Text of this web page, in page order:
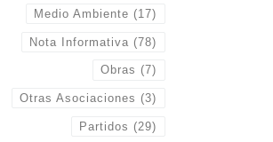
Medio Ambiente (17)
Nota Informativa (78)
Obras (7)
Otras Asociaciones (3)
Partidos (29)